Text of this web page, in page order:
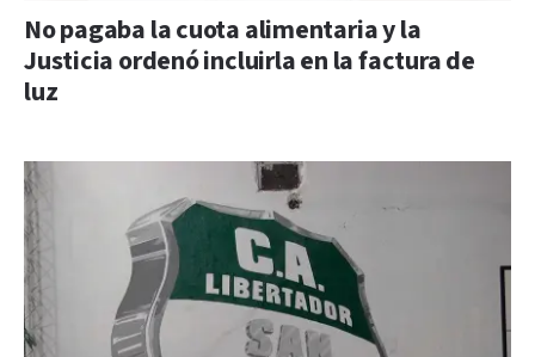
No pagaba la cuota alimentaria y la
Justicia ordenó incluirla en la factura de
luz